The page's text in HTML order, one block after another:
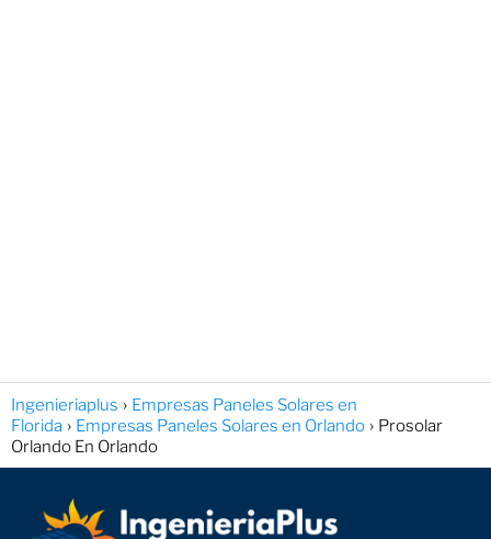
Ingenieriaplus
Empresas Paneles Solares en
Florida
Empresas Paneles Solares en Orlando
Prosolar
Orlando En Orlando